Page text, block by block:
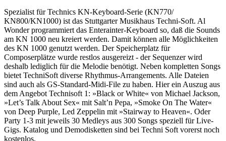
Spezialist für Technics KN-Keyboard-Serie (KN770/
KN800/KN1000) ist das Stuttgarter Musikhaus Techni-Soft. Al
Wonder programmiert das Enterainter-Keyboard so, daß die Sounds
am KN 1000 neu kreiert werden. Damit können alle Möglichkeiten
des KN 1000 genutzt werden. Der Speicherplatz für
Composerplätze wurde restlos ausgereizt - der Sequenzer wird
deshalb lediglich für die Melodie benötigt. Neben kompletten Songs
bietet TechniSoft diverse Rhythmus-Arrangements. Alle Dateien
sind auch als GS-Standard-Midi-File zu haben. Hier ein Auszug aus
dem Angebot Technisoft 1: »Black or White« von Michael Jackson,
»Let’s Talk About Sex« mit Salt’n Pepa, »Smoke On The Water«
von Deep Purple, Led Zeppelin mit »Stairway to Heaven«. Oder
Party 1-3 mit jeweils 30 Medleys aus 300 Songs speziell für Live-
Gigs. Katalog und Demodisketten sind bei Techni Soft vorerst noch
kostenlos.